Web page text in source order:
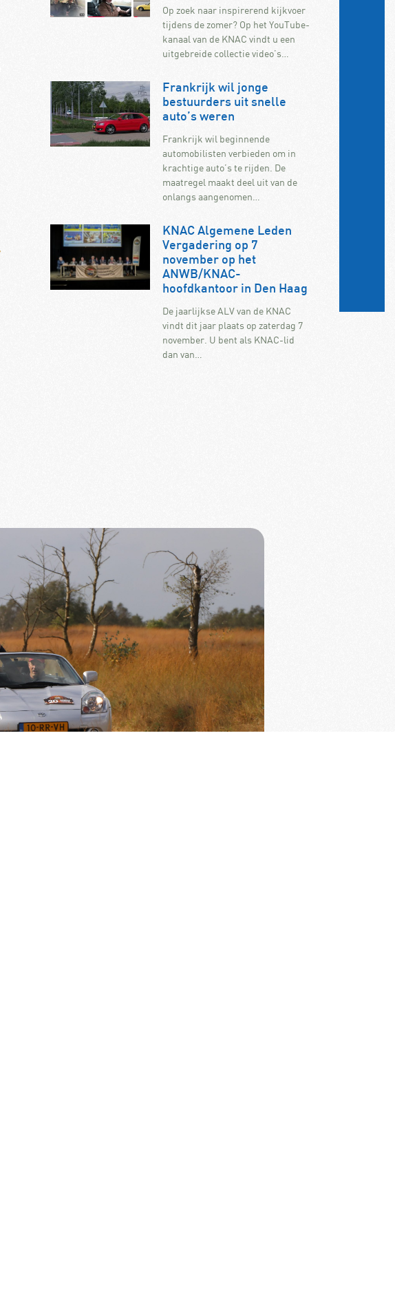
Op zoek naar inspirerend kijkvoer
tijdens de zomer? Op het YouTube-
kanaal van de KNAC vindt u een
uitgebreide collectie video’s…
Frankrijk wil jonge
bestuurders uit snelle
auto’s weren
Frankrijk wil beginnende
automobilisten verbieden om in
krachtige auto’s te rijden. De
maatregel maakt deel uit van de
onlangs aangenomen…
KNAC Algemene Leden
Vergadering op 7
november op het
ANWB/KNAC-
hoofdkantoor in Den Haag
De jaarlijkse ALV van de KNAC
vindt dit jaar plaats op zaterdag 7
november. U bent als KNAC-lid
dan van…